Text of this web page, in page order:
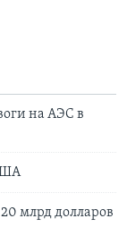
на АЭС в
млрд долларов